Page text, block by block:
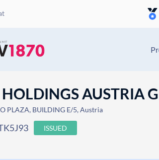
AUSTRIA
PLAZA, BUILDING E/5, Austria
ISSUED